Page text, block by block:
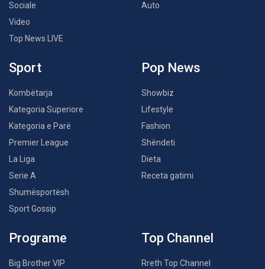
Sociale
Video
Top News LIVE
Auto
Sport
Kombëtarja
Kategoria Superiore
Kategoria e Parë
Premier League
La Liga
Serie A
Shumësportësh
Sport Gossip
Pop News
Showbiz
Lifestyle
Fashion
Shëndeti
Dieta
Receta gatimi
Programe
Big Brother VIP
Top Channel
Rreth Top Channel